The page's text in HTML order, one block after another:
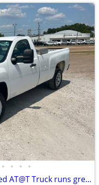
• • • •
Chevy Silverado 2013 4x4 retired AT@T Truck runs great 4.3 V6